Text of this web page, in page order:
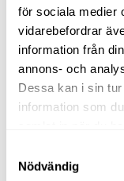
för sociala medier
vidarebefordrar
information från
annons- och
Dessa kan i sin
information som
Nödvändig
Samlingar
efter behov